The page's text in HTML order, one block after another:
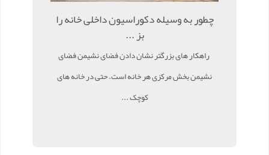
چطور به وسیله دکوراسیون داخلی خانه را
بز ...
راهکار های بزرگتر نشان دادن فضای نشیمن فضای
نشیمن بخش مرکزی هر خانه است. حتی در خانه های
کوچک ...